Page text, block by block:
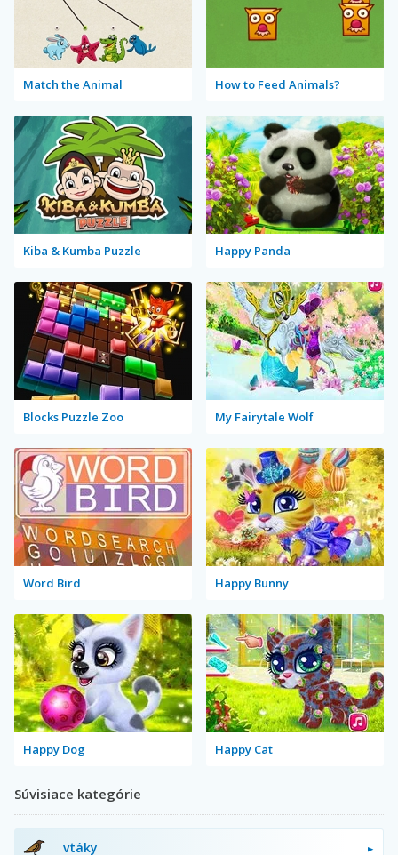
Match the Animal How to Feed Animals?
Kiba & Kumba Puzzle Happy Panda
Blocks Puzzle Zoo My Fairytale Wolf
Word Bird Happy Bunny
Happy Dog Happy Cat
Súvisiace kategórie
vtáky